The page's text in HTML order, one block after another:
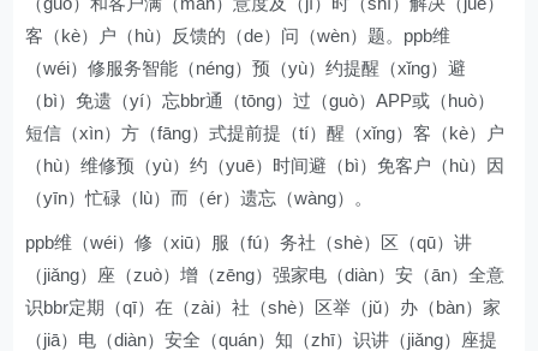
客（kè）户（hù）反馈的（de）问（wèn）题。ppb维
（wéi）修服务智能（néng）预（yù）约提醒（xǐng）避
（bì）免遗（yí）忘bbr通（tōng）过（guò）APP或（huò）
短信（xìn）方（fāng）式提前提（tí）醒（xǐng）客（kè）户
（hù）维修预（yù）约（yuē）时间避（bì）免客户（hù）因
（yīn）忙碌（lù）而（ér）遗忘（wàng）。
ppb维（wéi）修（xiū）服（fú）务社（shè）区（qū）讲
（jiǎng）座（zuò）增（zēng）强家电（diàn）安（ān）全意
识bbr定期（qī）在（zài）社（shè）区举（jǔ）办（bàn）家
（jiā）电（diàn）安全（quán）知（zhī）识讲（jiǎng）座提